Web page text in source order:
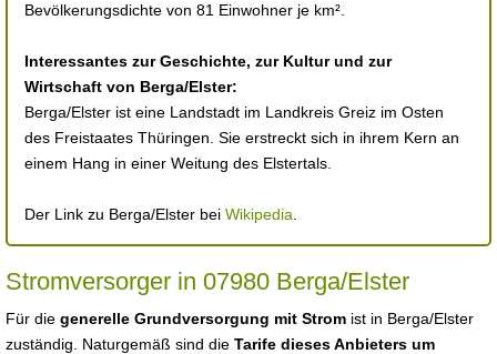
Bevölkerungsdichte von 81 Einwohner je km².
Interessantes zur Geschichte, zur Kultur und zur
Wirtschaft von Berga/Elster:
Berga/Elster ist eine Landstadt im Landkreis Greiz im Osten
des Freistaates Thüringen. Sie erstreckt sich in ihrem Kern an
einem Hang in einer Weitung des Elstertals.
Der Link zu Berga/Elster bei Wikipedia
Stromversorger in 07980 Berga/Elster
Für die generelle Grundversorgung mit Strom ist in Berga/Elster
zuständig. Naturgemäß sind die Tarife dieses Anbieters um